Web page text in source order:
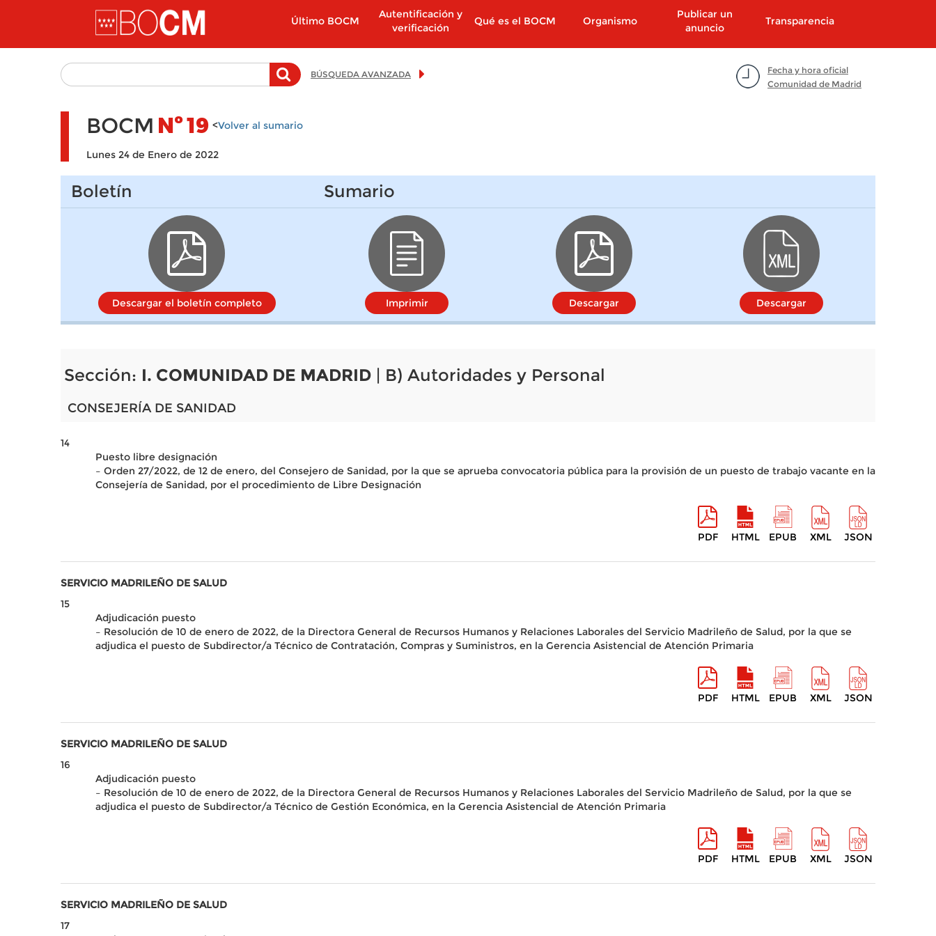
Pasar al contenido principal
Último BOCM
Autentificación y
verificación
Qué es el BOCM Organismo
Publicar un
anuncio
Transparencia
Fecha y hora oficial
Comunidad de Madrid
BÚSQUEDA AVANZADA
BOCM Nº19 <Volver al sumario
Lunes 24 de Enero de 2022
Boletín
Descargar el boletín completo
Sumario
Imprimir Descargar Descargar
Sección: I. COMUNIDAD DE MADRID | B) Autoridades y Personal
CONSEJERÍA DE SANIDAD
14
Puesto libre designación
– Orden 27/2022, de 12 de enero, del Consejero de Sanidad, por la que se aprueba convocatoria pública para la provisión de un puesto de trabajo vacante en la
Consejería de Sanidad, por el procedimiento de Libre Designación
PDF HTML EPUB XML JSON
SERVICIO MADRILEÑO DE SALUD
15
Adjudicación puesto
– Resolución de 10 de enero de 2022, de la Directora General de Recursos Humanos y Relaciones Laborales del Servicio Madrileño de Salud, por la que se
adjudica el puesto de Subdirector/a Técnico de Contratación, Compras y Suministros, en la Gerencia Asistencial de Atención Primaria
PDF HTML EPUB XML JSON
SERVICIO MADRILEÑO DE SALUD
16
Adjudicación puesto
– Resolución de 10 de enero de 2022, de la Directora General de Recursos Humanos y Relaciones Laborales del Servicio Madrileño de Salud, por la que se
adjudica el puesto de Subdirector/a Técnico de Gestión Económica, en la Gerencia Asistencial de Atención Primaria
PDF HTML EPUB XML JSON
SERVICIO MADRILEÑO DE SALUD
17